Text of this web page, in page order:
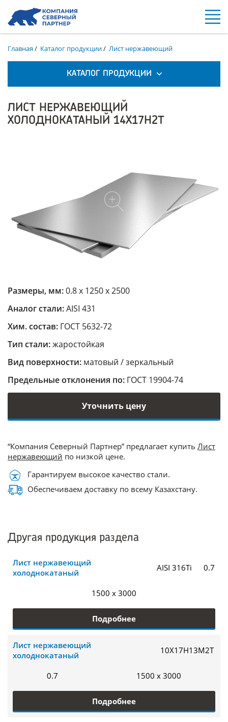
Главная/ Каталог продукции/ Лист нержавеющий
КАТАЛОГ ПРОДУКЦИИ
ЛИСТ НЕРЖАВЕЮЩИЙ
ХОЛОДНОКАТАНЫЙ 14Х17Н2Т
Размеры, мм:0.8 х 1250 х 2500
Аналог стали:AISI 431
Хим. состав: ГОСТ 5632-72
Тип стали:жаростойкая
Вид поверхности: матовый / зеркальный
Предельные отклонения по: ГОСТ 19904-74
Уточнить цену
“Компания Северный Партнер” предлагает купить Лист
нержавеющий по низкой цене.
Гарантируем высокое качество стали.
Обеспечиваем доставку по всему Казахстану.
Другая продукция раздела
Лист нержавеющий
холоднокатаный
AISI 316Ti 0.7
1500 x 3000
Подробнее
Лист нержавеющий
холоднокатаный
10Х17Н13М2Т
0.7 1500 x 3000
Подробнее